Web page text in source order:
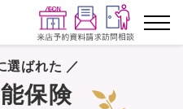
探す
選ばれた ／
保険